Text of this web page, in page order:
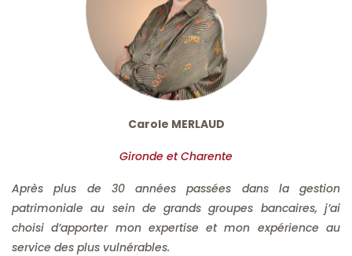
Carole MERLAUD
Gironde et Charente
Après plus de 30 années passées dans la gestion
patrimoniale au sein de grands groupes bancaires, j’ai
choisi d’apporter mon expertise et mon expérience au
service des plus vulnérables.